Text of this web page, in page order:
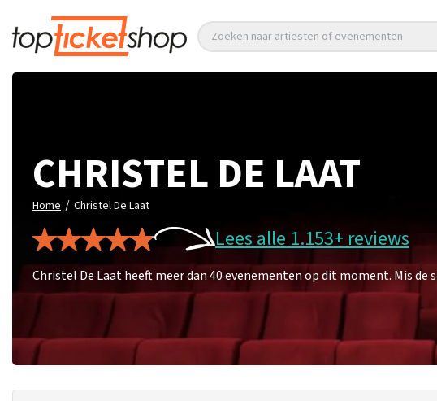
Zoeken naar artiesten of evenementen
CHRISTEL DE LAAT
Home / Christel De Laat
Lees alle 1.153+ reviews
Christel De Laat heeft meer dan 40 evenementen op dit moment. Mis